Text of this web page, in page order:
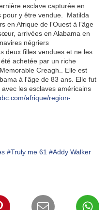
esclave capturée en
pour y être vendue. Matilda
en Afrique de l'Ouest à l'âge
arrivées en Alabama en
négriers
deux filles vendues et ne les
achetée par un riche
Creagh.. Elle est
à l'âge de 83 ans. Elle fut
les esclaves américains
afrique/region-
#Truly me 61 #Addy Walker